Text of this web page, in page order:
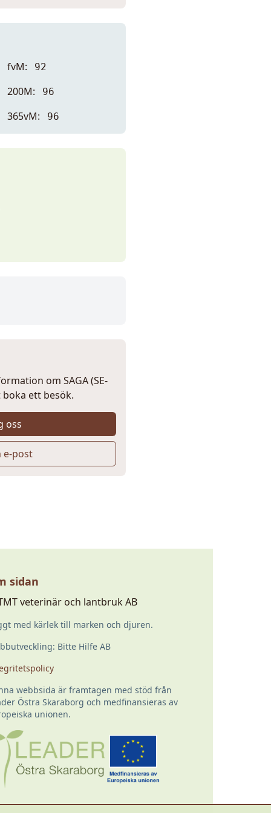
fvM: 92
200M: 96
365vM: 96
om SAGA (SE-
boka ett besök.
oss
e-post
sidan
veterinär och lantbruk AB
med kärlek till marken och djuren.
Bitte Hilfe AB
webbsida är framtagen med stöd från
Östra Skaraborg och medfinansieras av
unionen.